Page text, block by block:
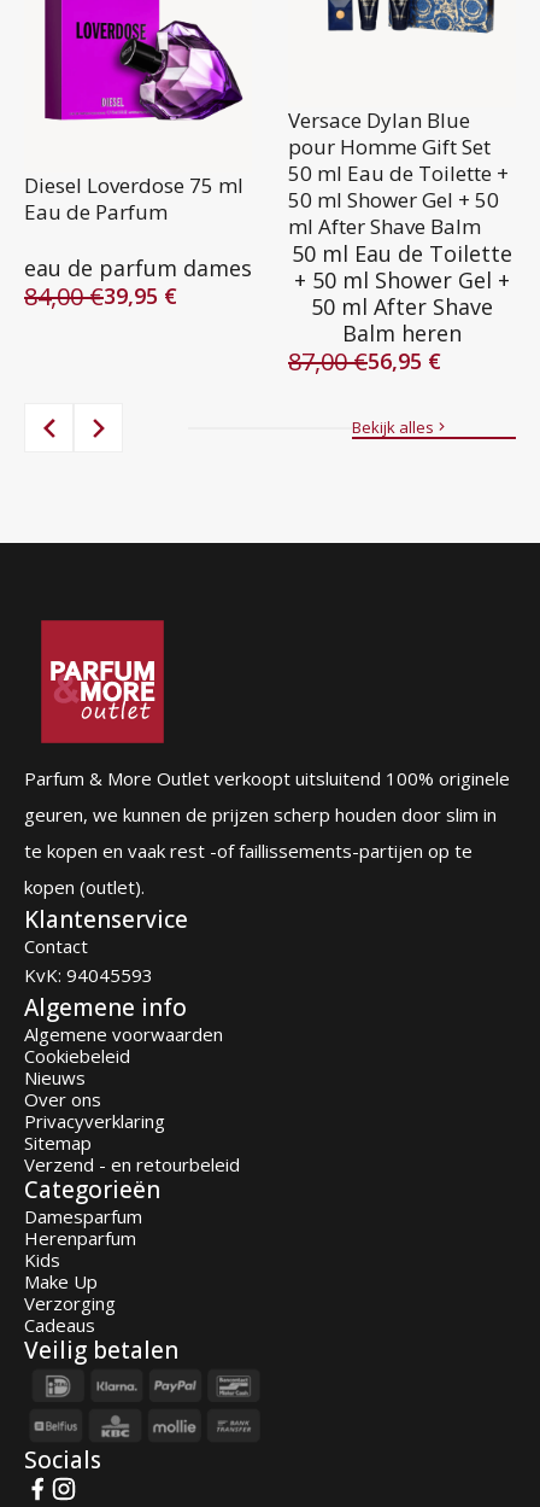
Diesel Loverdose 75 ml
Eau de Parfum
eau de parfum dames
84,00€
Oorspronkelijke
39,95 €
Huidige
Versace Dylan Blue
pour Homme Gift Set
50 ml Eau de Toilette +
50 ml Shower Gel + 50
ml After Shave Balm
50 ml Eau de Toilette
+ 50 ml Shower Gel +
50 ml After Shave
Balm heren
87,00€
Oorspronkelijke
56,95 €
Huidige
Bekijk alles
Parfum & More Outlet verkoopt uitsluitend 100% originele
geuren, we kunnen de prijzen scherp houden door slim in
te kopen en vaak rest -of faillissements-partijen op te
kopen (outlet).
Klantenservice
Contact
KvK: 94045593
Algemene info
Algemene voorwaarden
Cookiebeleid
Nieuws
Over ons
Privacyverklaring
Sitemap
Verzend - en retourbeleid
Categorieën
Damesparfum
Herenparfum
Kids
Make Up
Verzorging
Cadeaus
Veilig betalen
Socials